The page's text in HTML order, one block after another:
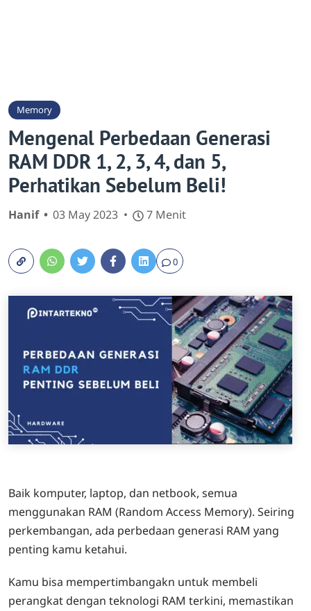
Memory
Mengenal Perbedaan Generasi
RAM DDR 1, 2, 3, 4, dan 5,
Perhatikan Sebelum Beli!
Hanif 03 May 2023 7 Menit
0
Baik komputer, laptop, dan netbook, semua
menggunakan RAM (Random Access Memory). Seiring
perkembangan, ada perbedaan generasi RAM yang
penting kamu ketahui.
Kamu bisa mempertimbangakn untuk membeli
perangkat dengan teknologi RAM terkini, memastikan